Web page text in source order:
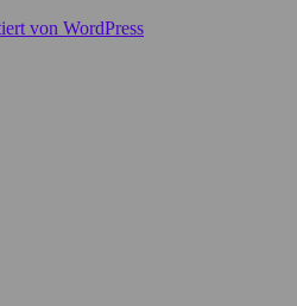
von WordPress